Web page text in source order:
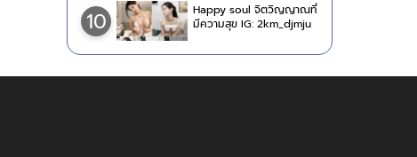
10
Happy soul จิตวิญญาณที่
มีความสุข IG: 2km_djmju